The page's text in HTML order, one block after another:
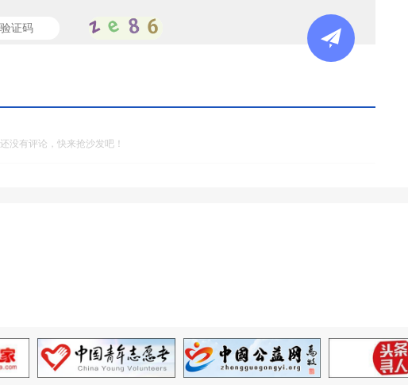
还没有评论，快来抢沙发吧！